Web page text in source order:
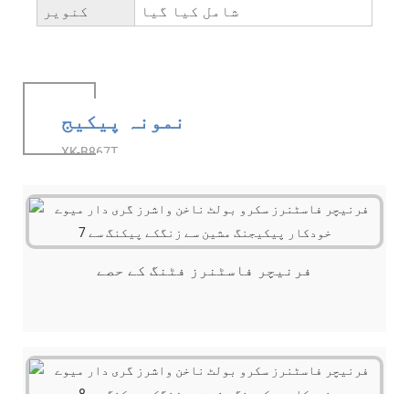
کنویر
شامل کیا گیا
نمونہ پیکیج
XK-B867T
فرنیچر فاسٹنرز فٹنگ کے حصے